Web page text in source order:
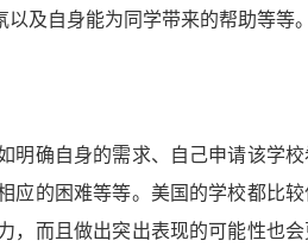
及自身能为同学带来的帮助等等。
明确自身的需求、自己申请该学校
应的困难等等。美国的学校都比较
，而且做出突出表现的可能性也会